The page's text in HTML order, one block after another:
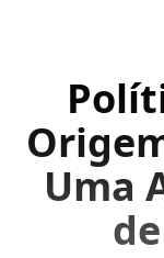
Uma